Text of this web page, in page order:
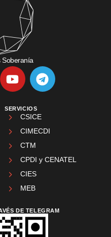
Soberanía
SERVICIOS
CSICE
CIMECDI
CTM
CPDI y CENATEL
CIES
MEB
DE TELEGRAM